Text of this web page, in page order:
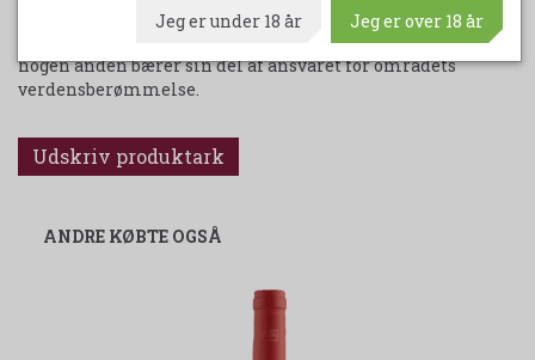
skævt til den skøre viking fra nord, men derimod
betragtes Peter som den store helt og frelser, der mere end
nogen anden bærer sin del af ansvaret for områdets
verdensberømmelse.
Udskriv produktark
ANDRE KØBTE OGSÅ
Jeg er under 18 år Jeg er over 18 år